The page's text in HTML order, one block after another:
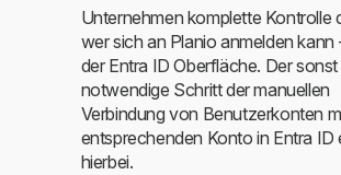
Unternehmen komplette Kontrolle
wer sich an Planio anmelden kann
der Entra ID Oberfläche. Der sonst
notwendige Schritt der manuellen
Verbindung von Benutzerkonten
entsprechenden Konto in Entra ID
hierbei.